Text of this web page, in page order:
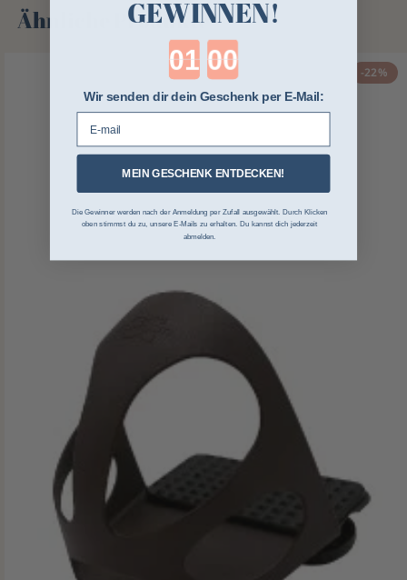
Ähnliche Produkte
-22%
GEWINNEN!
Countdown ends in:
Wir senden dir dein Geschenk per E-Mail:
MEIN GESCHENK ENTDECKEN!
Die Gewinner werden nach der Anmeldung per Zufall ausgewählt. Durch Klicken
oben stimmst du zu, unsere E-Mails zu erhalten. Du kannst dich jederzeit
abmelden.